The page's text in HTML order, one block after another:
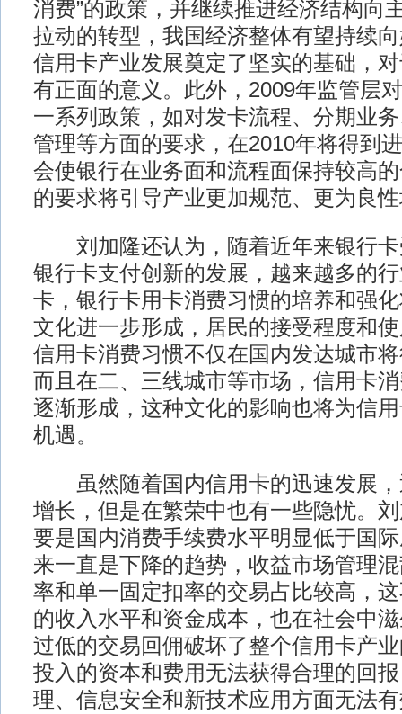
消费”的政策，并继续推进经济结构向
拉动的转型，我国经济整体有望持续
信用卡产业发展奠定了坚实的基础，
有正面的意义。此外，2009年监管层
一系列政策，如对发卡流程、分期业
管理等方面的要求，在2010年将得到
会使银行在业务面和流程面保持较高
的要求将引导产业更加规范、更为良
刘加隆还认为，随着近年来银行卡
银行卡支付创新的发展，越来越多的
卡，银行卡用卡消费习惯的培养和强
文化进一步形成，居民的接受程度和
信用卡消费习惯不仅在国内发达城市
而且在二、三线城市等市场，信用卡
逐渐形成，这种文化的影响也将为信
机遇。
虽然随着国内信用卡的迅速发展，
增长，但是在繁荣中也有一些隐忧。
要是国内消费手续费水平明显低于国
来一直是下降的趋势，收益市场管理
率和单一固定扣率的交易占比较高，
的收入水平和资金成本，也在社会中
过低的交易回佣破坏了整个信用卡产
投入的资本和费用无法获得合理的回
理、信息安全和新技术应用方面无法